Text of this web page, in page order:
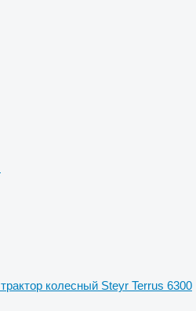
трактор колесный Steyr Terrus 6300